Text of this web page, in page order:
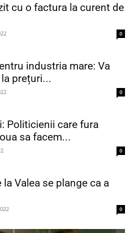
cu o factura la curent de
0
industria mare: Va
prețuri...
0
Politicienii care fura
sa facem...
0
Valea se plange ca a
0